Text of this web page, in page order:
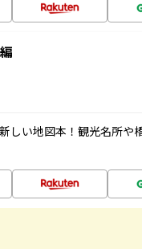
しい地図本！観光名所や